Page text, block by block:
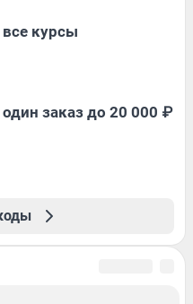
курсы
заказ до 20 000 ₽